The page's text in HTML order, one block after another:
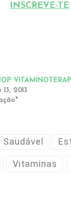
INSCREVE-TE
2013
Vitaminas